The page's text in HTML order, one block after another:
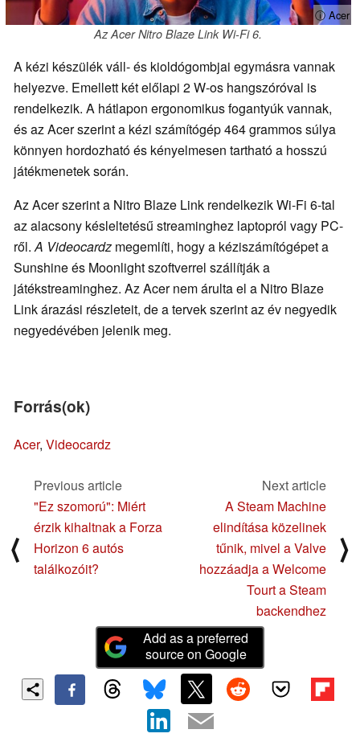
ⓘ Acer
Az Acer Nitro Blaze Link Wi-Fi 6.
A kézi készülék váll- és kioldógombjai egymásra vannak
helyezve. Emellett két előlapi 2 W-os hangszóróval is
rendelkezik. A hátlapon ergonomikus fogantyúk vannak,
és az Acer szerint a kézi számítógép 464 grammos súlya
könnyen hordozható és kényelmesen tartható a hosszú
játékmenetek során.
Az Acer szerint a Nitro Blaze Link rendelkezik Wi-Fi 6-tal
az alacsony késleltetésű streaminghez laptopról vagy PC-
ről.A Videocardz megemlíti, hogy a kéziszámítógépet a
Sunshine és Moonlight szoftverrel szállítják a
játékstreaminghez. Az Acer nem árulta el a Nitro Blaze
Link árazási részleteit, de a tervek szerint az év negyedik
negyedévében jelenik meg.
Forrás(ok)
Acer, Videocardz
⟨
Previous article
"Ez szomorú": Miért
érzik kihaltnak a Forza
Horizon 6 autós
találkozóit?
Next article
A Steam Machine
elindítása közelinek
tűnik, mivel a Valve
hozzáadja a Welcome
Tourt a Steam
backendhez
⟩
Add as a preferred
source on Google